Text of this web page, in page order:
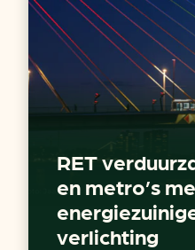
RET
en metro’s
verlichting